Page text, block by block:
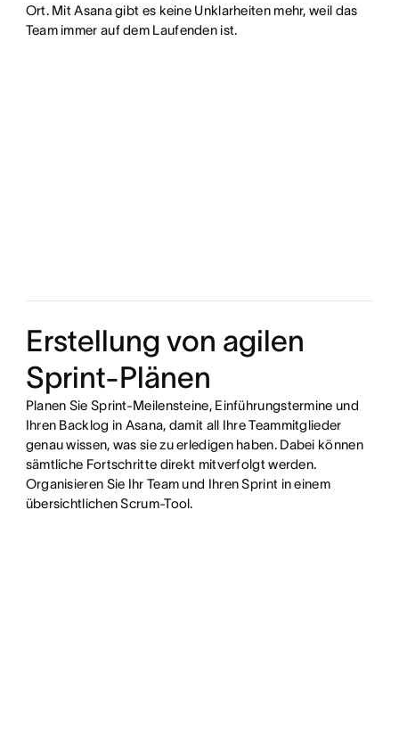
Ort. Mit Asana gibt es keine Unklarheiten mehr, weil das
Team immer auf dem Laufenden ist.
Erstellung von agilen
Sprint-Plänen
Planen Sie Sprint-Meilensteine, Einführungstermine und
Ihren Backlog in Asana, damit all Ihre Teammitglieder
genau wissen, was sie zu erledigen haben. Dabei können
sämtliche Fortschritte direkt mitverfolgt werden.
Organisieren Sie Ihr Team und Ihren Sprint in einem
übersichtlichen Scrum-Tool.